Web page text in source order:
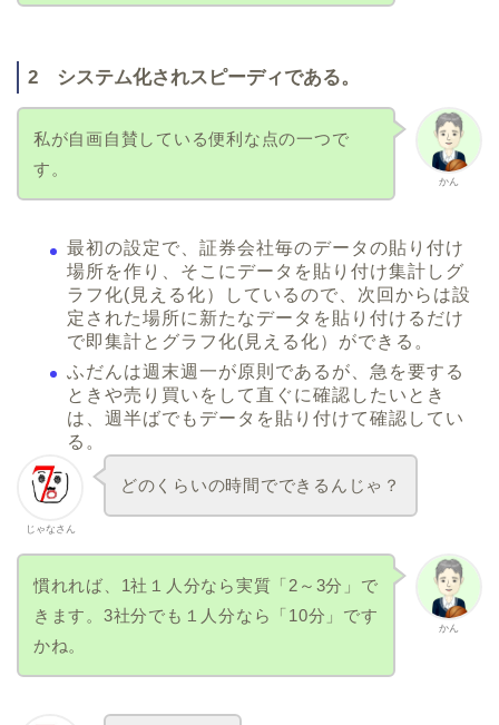
2 システム化されスピーディである。
かん
私が自画自賛している便利な点の一つで
す。
最初の設定で、証券会社毎のデータの貼り付け
場所を作り、そこにデータを貼り付け集計しグ
ラフ化(見える化）しているので、次回からは設
定された場所に新たなデータを貼り付けるだけ
で即集計とグラフ化(見える化）ができる。
ふだんは週末週一が原則であるが、急を要する
ときや売り買いをして直ぐに確認したいとき
は、週半ばでもデータを貼り付けて確認してい
る。
じゃなさん
どのくらいの時間でできるんじゃ？
かん
慣れれば、1社１人分なら実質「2～3分」で
きます。3社分でも１人分なら「10分」です
かね。